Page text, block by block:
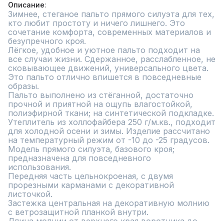
Описание
Зимнее, стеганое пальто прямого силуэта для тех,
кто любит простоту и ничего лишнего. Это
сочетание комфорта, современных материалов и
безупречного кроя.
Лёгкое, удобное и уютное пальто подходит на
все случаи жизни. Сдержанное, расслабленное, не
сковывающее движений, универсального цвета.
Это пальто отлично впишется в повседневные
образы.
Пальто выполнено из стёганной, достаточно
прочной и приятной на ощупь влагостойкой,
полиэфирной ткани; на синтетической подкладке.
Утеплитель из холлофайбера 250 г/м.кв., подходит
для холодной осени и зимы. Изделие рассчитано
на температурный режим от -10 до -25 градусов.
Модель прямого силуэта, базового кроя;
предназначена для повседневного
использования.
Передняя часть цельнокроеная, с двумя
прорезными карманами с декоративной
листочкой.
Застежка центральная на декоративную молнию
с ветрозащитной планкой внутри.